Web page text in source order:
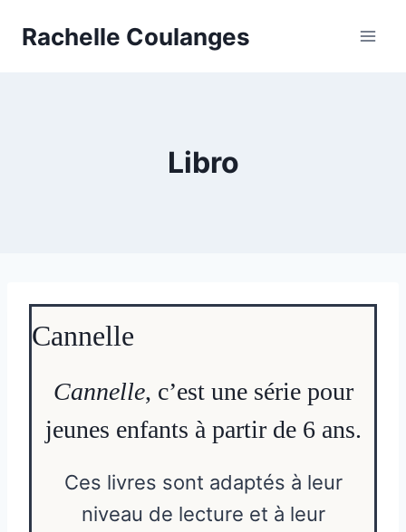
Rachelle Coulanges
Libro
Cannelle, c’est une série pour
jeunes enfants à partir de 6 ans.
Ces livres sont adaptés à leur
niveau de lecture et à leur